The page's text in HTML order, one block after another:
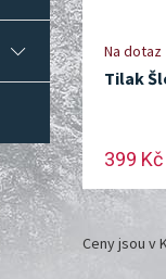
Na dotaz
Tilak
399 Kč
Ceny jsou v